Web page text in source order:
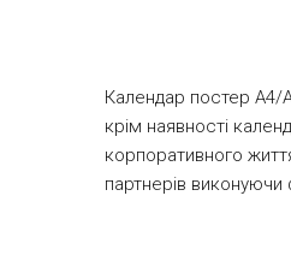
Календар постер А4/
крім наявності
корпоративного
партнерів